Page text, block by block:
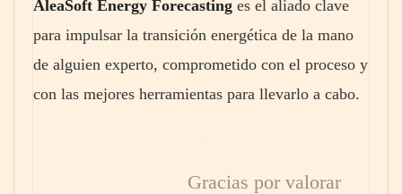
AleaSoft Energy Forecasting es el aliado clave
para impulsar la transición energética de la mano
de alguien experto, comprometido con el proceso y
con las mejores herramientas para llevarlo a cabo.
Gracias por valorar